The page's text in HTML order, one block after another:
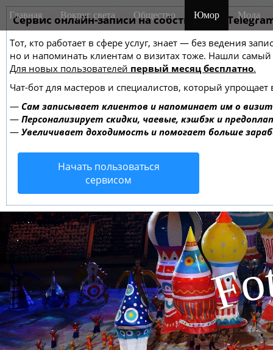
Сервис онлайн-записи на собственном
Тот, кто работает в сфере услуг, знает — без ведения
но и напоминать клиентам о визитах тоже. Нашли
Для новых пользователей первый месяц бесплатно.
Чат-бот для мастеров и специалистов, который упрощает
— Сам записывает клиентов и напоминает им о
— Персонализирует скидки, чаевые, кэшбэк и
— Увеличивает доходимость и помогает больше
Начать пользоваться
сервисом
M
a
n
m
e
n
u
i
Главная Вокруг света Общество Юмор Мода
Fo